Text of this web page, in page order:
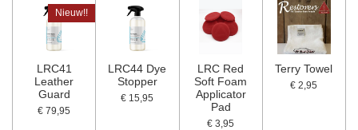
Nieuw!!
LRC41
Leather
Guard
€ 79,95
LRC44 Dye
Stopper
€ 15,95
LRC Red
Soft Foam
Applicator
Pad
€ 3,95
Terry Towel
€ 2,95